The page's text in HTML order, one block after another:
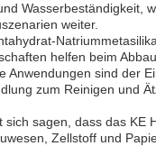
Wasserbeständigkeit,
weiter.
helfen beim
Anwendungen sind der
zum Reinigen und
sagen, dass das KE
Zellstoff und